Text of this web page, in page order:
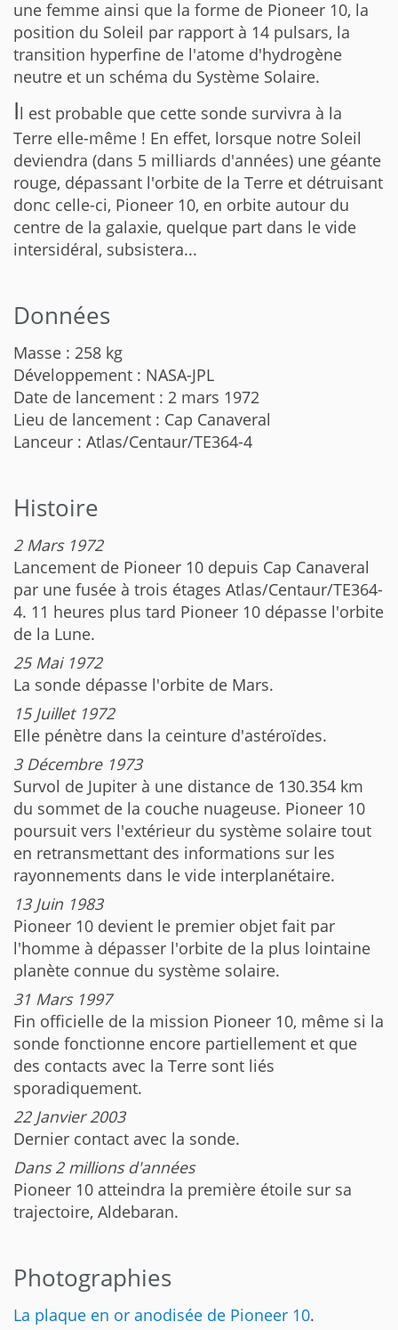
une femme ainsi que la forme de Pioneer 10, la
position du Soleil par rapport à 14 pulsars, la
transition hyperfine de l'atome d'hydrogène
neutre et un schéma du Système Solaire.
Il est probable que cette sonde survivra à la
Terre elle-même ! En effet, lorsque notre Soleil
deviendra (dans 5 milliards d'années) une géante
rouge, dépassant l'orbite de la Terre et détruisant
donc celle-ci, Pioneer 10, en orbite autour du
centre de la galaxie, quelque part dans le vide
intersidéral, subsistera...
Données
Masse : 258 kg
Développement : NASA-JPL
Date de lancement : 2 mars 1972
Lieu de lancement : Cap Canaveral
Lanceur : Atlas/Centaur/TE364-4
Histoire
2 Mars 1972
Lancement de Pioneer 10 depuis Cap Canaveral
par une fusée à trois étages Atlas/Centaur/TE364-
4. 11 heures plus tard Pioneer 10 dépasse l'orbite
de la Lune.
25 Mai 1972
La sonde dépasse l'orbite de Mars.
15 Juillet 1972
Elle pénètre dans la ceinture d'astéroïdes.
3 Décembre 1973
Survol de Jupiter à une distance de 130.354 km
du sommet de la couche nuageuse. Pioneer 10
poursuit vers l'extérieur du système solaire tout
en retransmettant des informations sur les
rayonnements dans le vide interplanétaire.
13 Juin 1983
Pioneer 10 devient le premier objet fait par
l'homme à dépasser l'orbite de la plus lointaine
planète connue du système solaire.
31 Mars 1997
Fin officielle de la mission Pioneer 10, même si la
sonde fonctionne encore partiellement et que
des contacts avec la Terre sont liés
sporadiquement.
22 Janvier 2003
Dernier contact avec la sonde.
Dans 2 millions d'années
Pioneer 10 atteindra la première étoile sur sa
trajectoire, Aldebaran.
Photographies
La plaque en or anodisée de Pioneer 10.